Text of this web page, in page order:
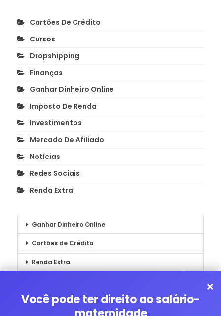
Cartões De Crédito
Cursos
Dropshipping
Finanças
Ganhar Dinheiro Online
Imposto De Renda
Investimentos
Mercado De Afiliado
Notícias
Redes Sociais
Renda Extra
Ganhar Dinheiro Online
Cartões de Crédito
Renda Extra
×
Você pode ter direito ao salário-